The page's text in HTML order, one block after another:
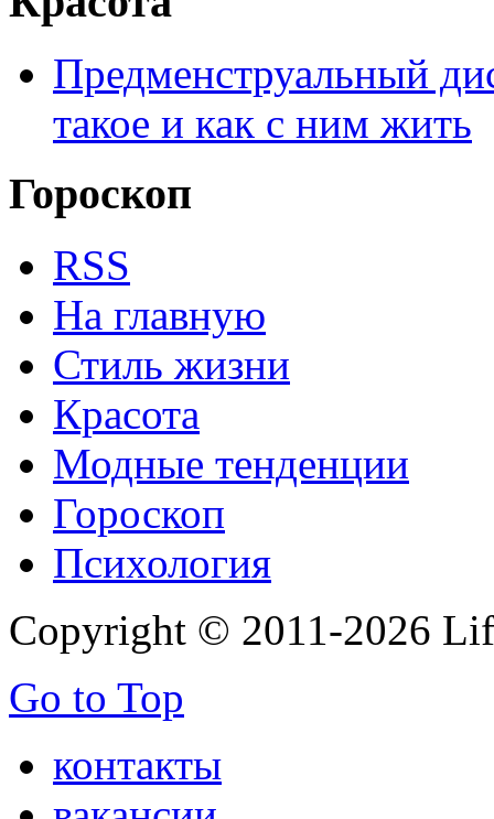
Предменструальный
такое и как с ним жить
Гороскоп
RSS
На главную
Стиль жизни
Красота
Модные тенденции
Гороскоп
Психология
Copyright © 2011-2026
Go to Top
контакты